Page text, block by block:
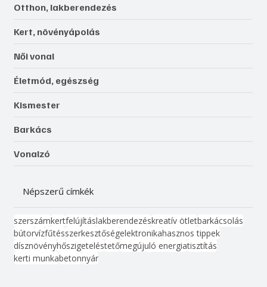
Otthon, lakberendezés
Kert, növényápolás
Női vonal
Életmód, egészség
Kismester
Barkács
Vonalzó
Népszerű címkék
szerszámkertfelújításlakberendezéskreatív ötletbarkácsolás
bútorvízfűtésszerkesztőségelektronikahasznos tippek
dísznövényhőszigeteléstetőmegújuló energiatisztítás
kerti munkabetonnyár